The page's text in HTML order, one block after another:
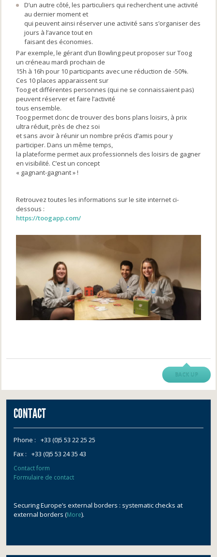
D’un autre côté, les particuliers qui recherchent une activité
au dernier moment et
qui peuvent ainsi réserver une activité sans s’organiser des
jours à l’avance tout en
faisant des économies.
Par exemple, le gérant d’un Bowling peut proposer sur Toog
un créneau mardi prochain de
15h à 16h pour 10 participants avec une réduction de -50%.
Ces 10 places apparaissent sur
Toog et différentes personnes (qui ne se connaissaient pas)
peuvent réserver et faire l’activité
tous ensemble.
Toog permet donc de trouver des bons plans loisirs, à prix
ultra réduit, près de chez soi
et sans avoir à réunir un nombre précis d’amis pour y
participer. Dans un même temps,
la plateforme permet aux professionnels des loisirs de gagner
en visibilité. C’est un concept
« gagnant-gagnant » !
Retrouvez toutes les informations sur le site internet ci-
dessous :
https://toogapp.com/
BACK UP
CONTACT
Phone :
+33 (0)5 53 22 25 25
Fax :
+33 (0)5 53 24 35 43
Contact form
Formulaire de contact
Securing Europe’s external borders : systematic checks at
external borders (More).